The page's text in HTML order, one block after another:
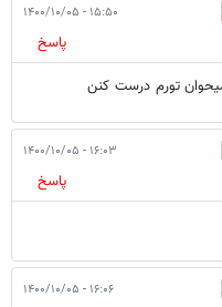
۱۵:۵۰ - ۱۴۰۰/۱۰/۰۵
پاسخ
۱۶:۰۳ - ۱۴۰۰/۱۰/۰۵
پاسخ
۱۶:۰۶ - ۱۴۰۰/۱۰/۰۵